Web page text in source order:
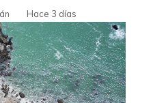
Hace 3 días